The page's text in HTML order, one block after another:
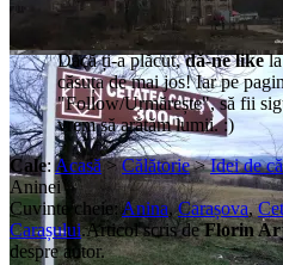
Dacă ți-a plăcut,dă-ne like la
căsuța de mai jos! Iar pe
"Follow/Urmărește", să fii
vrem să arătăm lumii. :)
Cale:Acasă> Călătorie>Idei de
Aninei
Cuvinte cheie:Anina,Carașova,
Carașului.Articol scris deFlorin
despre autor.